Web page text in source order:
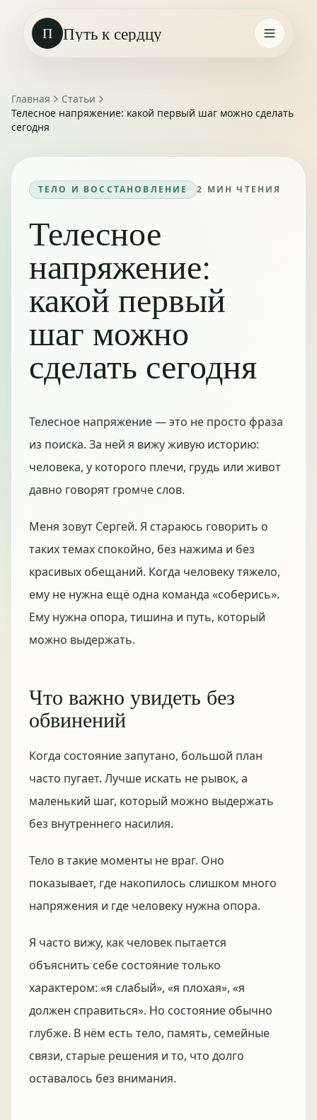
П Путь к сердцу
Главная
Статьи
Телесное напряжение: какой первый шаг можно сделать
сегодня
ТЕЛО И ВОССТАНОВЛЕНИЕ 2 МИН ЧТЕНИЯ
Телесное
напряжение:
какой первый
шаг можно
сделать сегодня
Телесное напряжение — это не просто фраза
из поиска. За ней я вижу живую историю:
человека, у которого плечи, грудь или живот
давно говорят громче слов.
Меня зовут Сергей. Я стараюсь говорить о
таких темах спокойно, без нажима и без
красивых обещаний. Когда человеку тяжело,
ему не нужна ещё одна команда «соберись».
Ему нужна опора, тишина и путь, который
можно выдержать.
Что важно увидеть без
обвинений
Когда состояние запутано, большой план
часто пугает. Лучше искать не рывок, а
маленький шаг, который можно выдержать
без внутреннего насилия.
Тело в такие моменты не враг. Оно
показывает, где накопилось слишком много
напряжения и где человеку нужна опора.
Я часто вижу, как человек пытается
объяснить себе состояние только
характером: «я слабый», «я плохая», «я
должен справиться». Но состояние обычно
глубже. В нём есть тело, память, семейные
связи, старые решения и то, что долго
оставалось без внимания.